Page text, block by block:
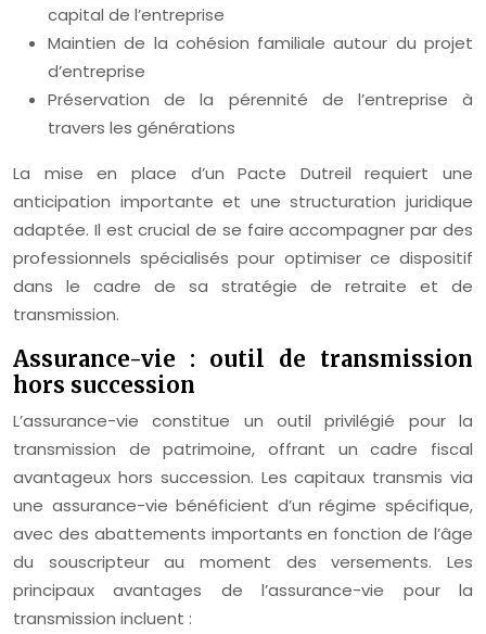
capital de l’entreprise
Maintien de la cohésion familiale autour du projet
d’entreprise
Préservation de la pérennité de l’entreprise à
travers les générations
La mise en place d’un Pacte Dutreil requiert une
anticipation importante et une structuration juridique
adaptée. Il est crucial de se faire accompagner par des
professionnels spécialisés pour optimiser ce dispositif
dans le cadre de sa stratégie de retraite et de
transmission.
Assurance-vie : outil de transmission
hors succession
L’assurance-vie constitue un outil privilégié pour la
transmission de patrimoine, offrant un cadre fiscal
avantageux hors succession. Les capitaux transmis via
une assurance-vie bénéficient d’un régime spécifique,
avec des abattements importants en fonction de l’âge
du souscripteur au moment des versements. Les
principaux avantages de l’assurance-vie pour la
transmission incluent :